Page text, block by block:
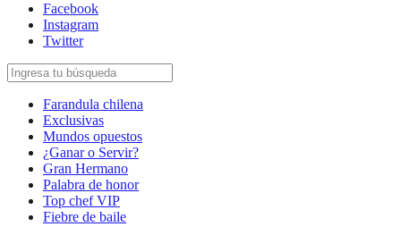
Facebook
Instagram
Twitter
Farandula chilena
Exclusivas
Mundos opuestos
¿Ganar o Servir?
Gran Hermano
Palabra de honor
Top chef VIP
Fiebre de baile